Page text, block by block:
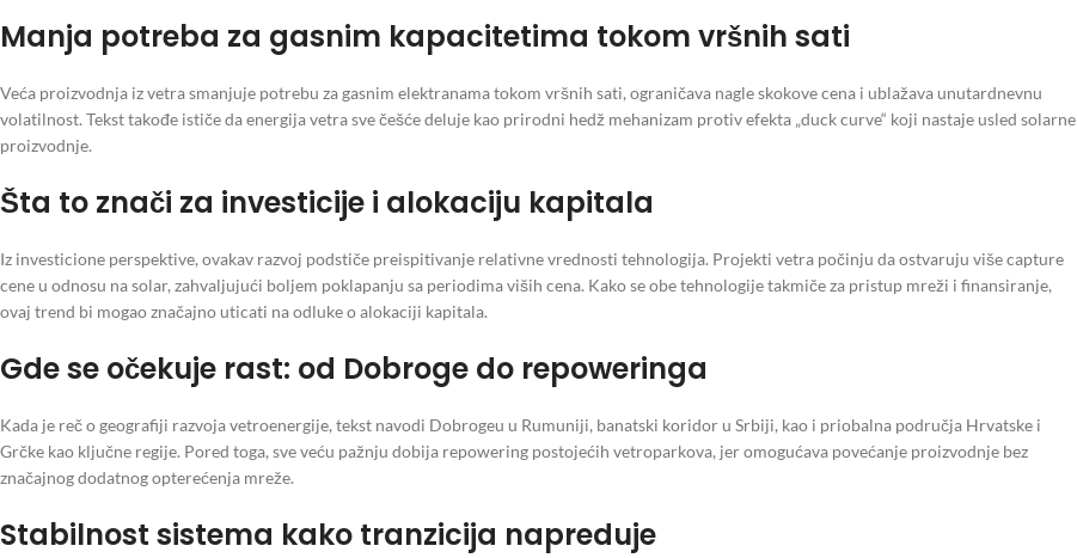
Manja potreba za gasnim kapacitetima tokom vršnih sati
Veća proizvodnja iz vetra smanjuje potrebu za gasnim elektranama tokom vršnih sati, ograničava nagle skokove cena i ublažava unutardnevnu
volatilnost. Tekst takođe ističe da energija vetra sve češće deluje kao prirodni hedž mehanizam protiv efekta „duck curve“ koji nastaje usled solarne
proizvodnje.
Šta to znači za investicije i alokaciju kapitala
Iz investicione perspektive, ovakav razvoj podstiče preispitivanje relativne vrednosti tehnologija. Projekti vetra počinju da ostvaruju više capture
cene u odnosu na solar, zahvaljujući boljem poklapanju sa periodima viših cena. Kako se obe tehnologije takmiče za pristup mreži i finansiranje,
ovaj trend bi mogao značajno uticati na odluke o alokaciji kapitala.
Gde se očekuje rast: od Dobroge do repoweringa
Kada je reč o geografiji razvoja vetroenergije, tekst navodi Dobrogeu u Rumuniji, banatski koridor u Srbiji, kao i priobalna područja Hrvatske i
Grčke kao ključne regije. Pored toga, sve veću pažnju dobija repowering postojećih vetroparkova, jer omogućava povećanje proizvodnje bez
značajnog dodatnog opterećenja mreže.
Stabilnost sistema kako tranzicija napreduje